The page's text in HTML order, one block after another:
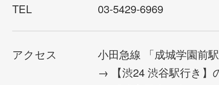
TEL 03-5429-6969
アクセス
小田急線 「成城学園前
→ 【渋24 渋谷駅行き】